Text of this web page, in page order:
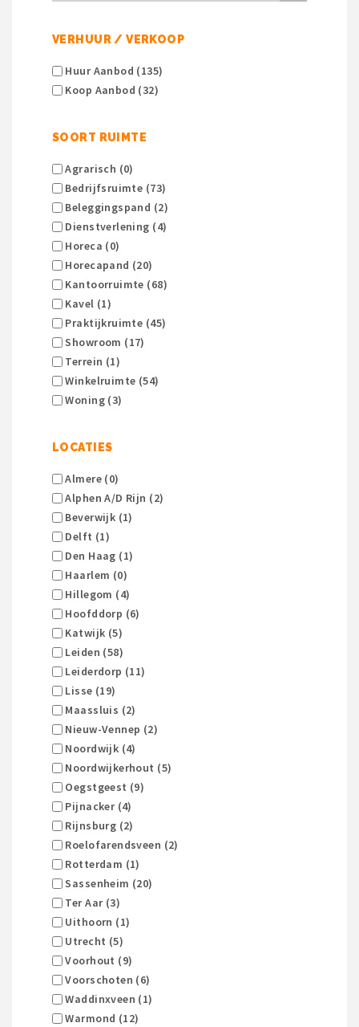
VERHUUR / VERKOOP
Huur Aanbod (135)
Koop Aanbod (32)
SOORT RUIMTE
Agrarisch (0)
Bedrijfsruimte (73)
Beleggingspand (2)
Dienstverlening (4)
Horeca (0)
Horecapand (20)
Kantoorruimte (68)
Kavel (1)
Praktijkruimte (45)
Showroom (17)
Terrein (1)
Winkelruimte (54)
Woning (3)
LOCATIES
Almere (0)
Alphen A/d Rijn (2)
Beverwijk (1)
Delft (1)
Den Haag (1)
Haarlem (0)
Hillegom (4)
Hoofddorp (6)
Katwijk (5)
Leiden (58)
Leiderdorp (11)
Lisse (19)
Maassluis (2)
Nieuw-Vennep (2)
Noordwijk (4)
Noordwijkerhout (5)
Oegstgeest (9)
Pijnacker (4)
Rijnsburg (2)
Roelofarendsveen (2)
Rotterdam (1)
Sassenheim (20)
Ter Aar (3)
Uithoorn (1)
Utrecht (5)
Voorhout (9)
Voorschoten (6)
Waddinxveen (1)
Warmond (12)